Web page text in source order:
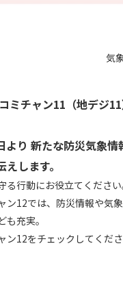
契約約
する基
公表事
マスコ
気
ミチャン11（地デジ
り 新たな防災気象情
えします。
る行動にお役立てください
ン12では、防災情報や気
充実。
ン12をチェックしてくださ